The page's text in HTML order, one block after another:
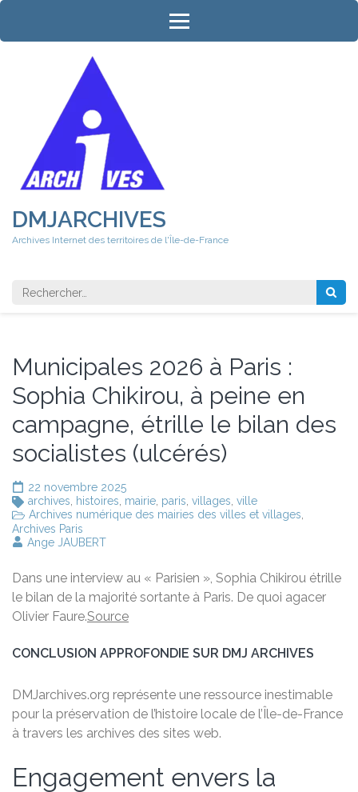
Aller
contenu
DMJARCHIVES
Archives Internet des territoires de l'Île-de-France
Rechercher
Municipales 2026 à Paris :
Sophia Chikirou, à peine en
campagne, étrille le bilan des
socialistes (ulcérés)
22 novembre 2025
archives
histoires mairie paris villages ville
Archives numérique des mairies des villes et villages
Archives Paris
Ange JAUBERT
Dans une interview au « Parisien », Sophia Chikirou étrille
le bilan de la majorité sortante à Paris. De quoi agacer
Olivier Faure.Source
CONCLUSION APPROFONDIE SUR DMJ ARCHIVES
DMJarchives.org représente une ressource inestimable
pour la préservation de l’histoire locale de l’Île-de-France
à travers les archives des sites web.
Engagement envers la